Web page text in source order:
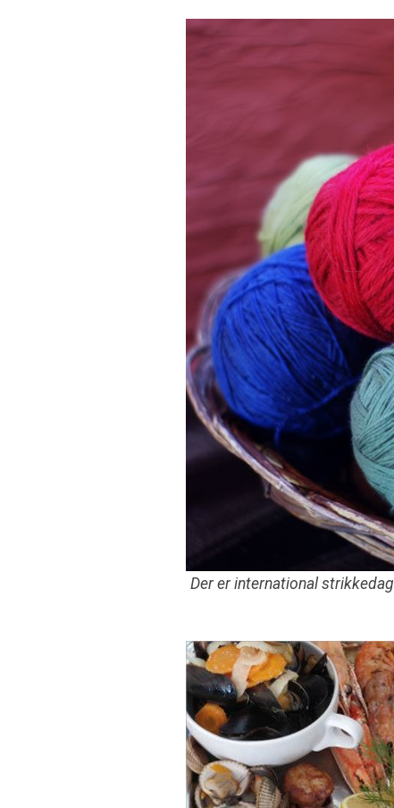
Der er international